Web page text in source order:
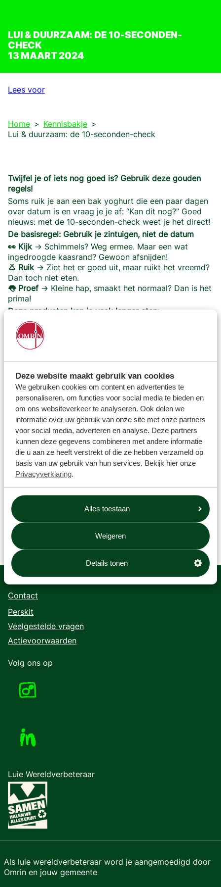
Deze website maakt gebruik van cookies
We gebruiken cookies om content en advertenties te
personaliseren, om functies voor social media te bieden en
om ons websiteverkeer te analyseren. Ook delen we
informatie over uw gebruik van onze site met onze partners
voor social media, adverteren en analyse. Deze partners
kunnen deze gegevens combineren met andere informatie
die u aan ze heeft verstrekt of die ze hebben verzameld op
basis van uw gebruik van hun services. Bekijk hier onze
Privacyverklaring.
Alles toestaan
Weigeren
Details tonen
LUI & DUURZAAM: DE 10-SECONDEN-
CHECK
13 MAART 2024
Lees voor
Home
Kennisbakje
Lui & duurzaam: de 10-seconden-check
Twijfel je of iets nog goed is? Gebruik deze gouden
regels!
Soms ruik je aan een bak yoghurt die een paar dagen
over datum is en vraag je je af: “Kan dit nog?” Goed
nieuws: met de 10-seconden-check weet je het direct!
De basisregel: Gebruik je zintuigen, niet de datum
👀 Kijk → Schimmels? Weg ermee. Maar een wat
ingedroogde kaasrand? Gewoon afsnijden!
👃 Ruik → Ziet het er goed uit, maar ruikt het vreemd?
Dan toch niet eten.
👅Proef→ Kleine hap, smaakt het normaal? Dan is het
prima!
Deze producten kan je vaak langer eten:
Yoghurt– Tot een week na de THT, zolang het niet
zuur ruikt.
Eieren
– Doe de drijftest: blijft het ei drijven in water?
Brood– Beetje oud? Rooster het of maak er
wentelteefjes van.
Contact
Perskit
Veelgestelde vragen
Actievoorwaarden
Volg ons op
Luie Wereldverbeteraar
Als luie wereldverbeteraar word je aangemoedigd door
Omrin en jouw gemeente